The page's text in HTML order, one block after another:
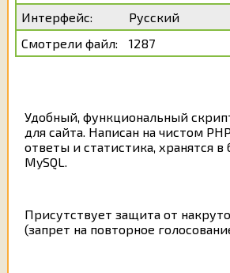
Интерфейс:
Русский
Смотрели файл:
1287
Удобный, функциональный
для сайта. Написан на чистом
ответы и статистика, хранятся в
MySQL.
Присутствует защита от
(запрет на повторное
[Передумал. Закрыть